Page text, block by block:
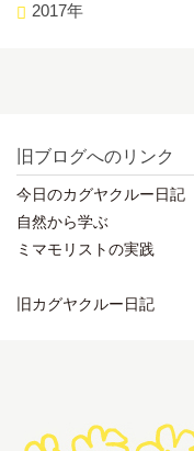
2017年
旧ブログへのリンク
今日のカグヤクルー日記
自然から学ぶ
ミマモリストの実践
旧カグヤクルー日記